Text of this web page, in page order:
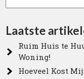
Laatste
Ruim Huis te
Woning!
Hoeveel Kost